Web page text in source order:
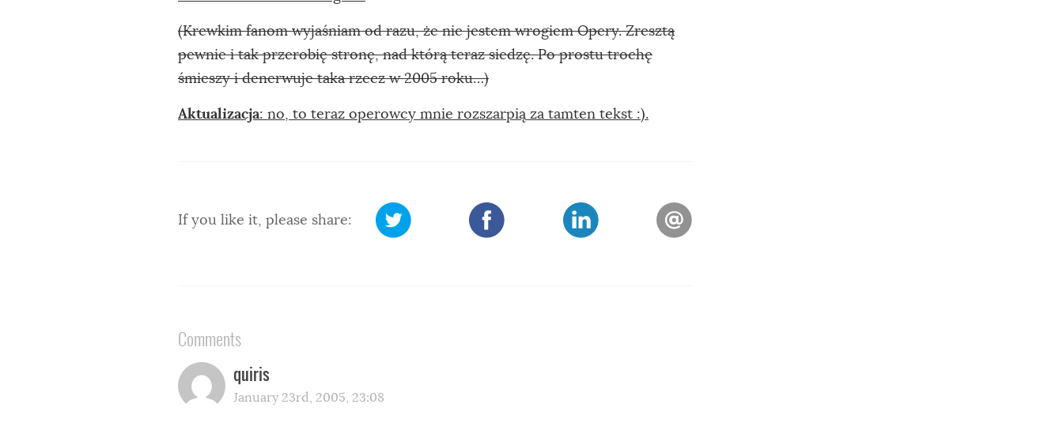
(Krewkim fanom wyjaśniam od razu, że nie jestem wrogiem Opery. Zresztą
pewnie i tak przerobię stronę, nad którą teraz siedzę. Po prostu trochę
śmieszy i denerwuje taka rzecz w 2005 roku…)
Aktualizacja: no, to teraz operowcy mnie rozszarpią za tamten tekst :).
If you like it, please share:
Comments
quiris
January 23rd, 2005, 23:08